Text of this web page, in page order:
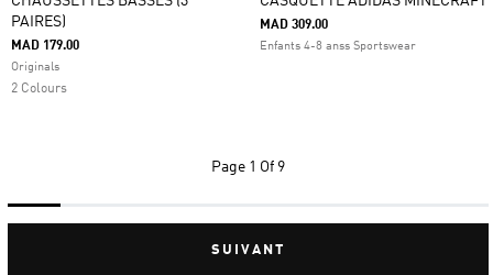
PAIRES)
MAD 179.00
Originals
2 Colours
MAD 309.00
Enfants 4-8 anss Sportswear
Page 1 Of 9
SUIVANT